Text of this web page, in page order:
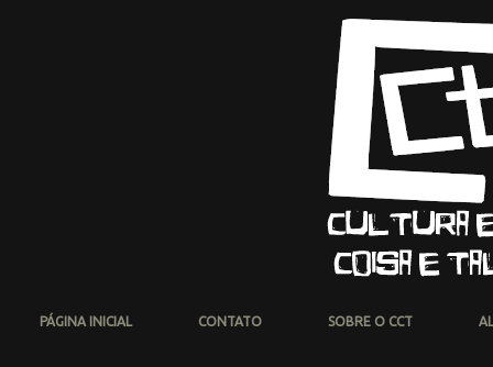
PÁGINA INICIAL CONTATO SOBRE O CCT